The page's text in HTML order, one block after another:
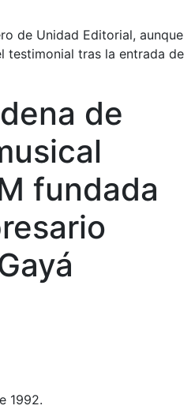
de Unidad Editorial, aunque
testimonial tras la entrada de
de
fundada
1992.